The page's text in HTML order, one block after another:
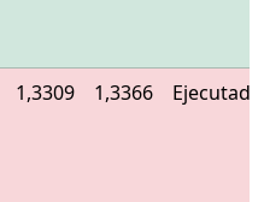
1,3309 1,3366 Ejecutado